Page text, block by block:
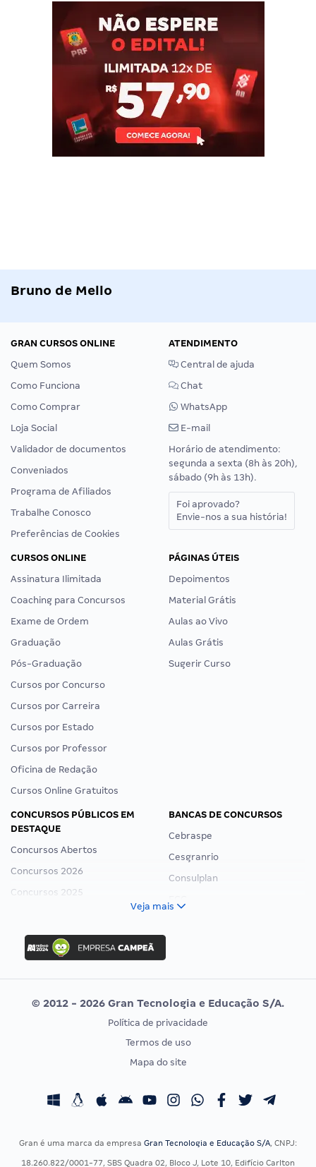
Bruno de Mello
GRAN CURSOS ONLINE
Quem Somos
Como Funciona
Como Comprar
Loja Social
Validador de documentos
Conveniados
Programa de Afiliados
Trabalhe Conosco
Preferências de Cookies
ATENDIMENTO
Central de ajuda
Chat
WhatsApp
E-mail
Horário de atendimento:
segunda a sexta (8h às 20h),
sábado (9h às 13h).
Foi aprovado?
Envie-nos a sua história!
CURSOS ONLINE
Assinatura Ilimitada
Coaching para Concursos
Exame de Ordem
Graduação
Pós-Graduação
Cursos por Concurso
Cursos por Carreira
Cursos por Estado
Cursos por Professor
Oficina de Redação
Cursos Online Gratuitos
PÁGINAS ÚTEIS
Depoimentos
Material Grátis
Aulas ao Vivo
Aulas Grátis
Sugerir Curso
CONCURSOS PÚBLICOS EM
DESTAQUE
Concursos Abertos
Concursos 2026
Concursos 2025
Concurso Ibama
Concurso MPU
Editais publicados
BANCAS DE CONCURSOS
Cebraspe
Cesgranrio
Consulplan
Vunesp
CONCURSOS POR PROFISSÃO
Concursos Fiscais
EXAME DE ORDEM
Calendário OAB
Veja mais
© 2012 - 2026 Gran Tecnologia e Educação S/A.
Política de privacidade
Termos de uso
Mapa do site
Gran é uma marca da empresa Gran Tecnologia e Educação S/A, CNPJ:
18.260.822/0001-77, SBS Quadra 02, Bloco J, Lote 10, Edifício Carlton